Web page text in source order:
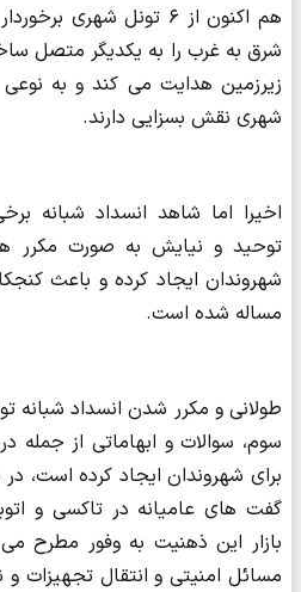
هم‌ اکنون از ۶ تونل
شرق به غرب را به یکدیگر متصل
زیرزمین هدایت می کند و به
شهری نقش بسزایی دارند.
اخیرا اما شاهد انسداد شبانه
توحید و نیایش به صورت مکرر
شهروندان ایجاد کرده و باعث
مساله شده است.
طولانی و مکرر شدن انسداد شبانه
سوم، سوالات و ابهاماتی از جمله
برای شهروندان ایجاد کرده است،
گفت های عامیانه در تاکسی و
بازار این ذهنیت به وفور مطرح
مسائل امنیتی و انتقال تجهیزات